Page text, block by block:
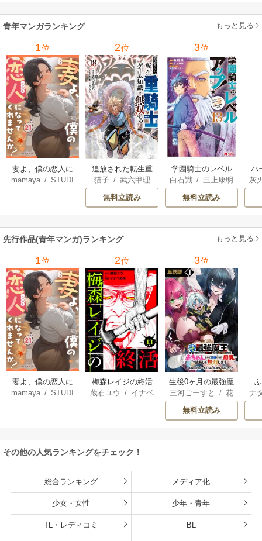
花風花
青年マンガランキング もっと見る
1位
妻よ、僕の恋人に
なってくれません
mamaya /STUDI
2位
追放された転生重
騎士はゲーム知識
で無双する
猫子/ 武六甲理
じゃいあん
無料立読み
3位
学園騎士のレベル
アップ！レベル100
0超えの転生者、落
ちこぼれクラスに
（コミック）
白石識 / 三上康明
無料立読み
ハ
界
灰
先行作品(青年マンガ)ランキング もっと見る
1位
妻よ、僕の恋人に
なってくれません
mamaya /STUDI
2位
梅森レイジの終活
蔵石ユウ / イナベ
3位
生後0ヶ月の最強魔
王 食べるだけ強
くなるチート能力
持ち転生者だけど
雄たちの母乳で成
三河ごーすと /花
房雪/マップ
無料立読み
ナ
核
その他の人気ランキングをチェック！
総合ランキング メディア化
少女・女性 少年・青年
TL・レディコミ BL